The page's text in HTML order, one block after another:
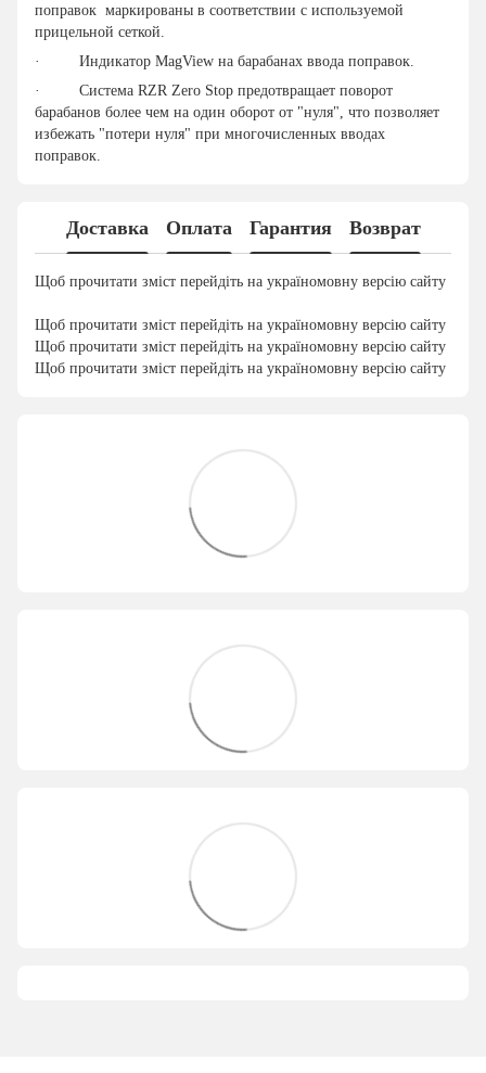
поправок маркированы в соответствии с используемой
прицельной сеткой.
· Индикатор MagView на барабанах ввода поправок.
· Система RZR Zero Stop предотвращает поворот
барабанов более чем на один оборот от "нуля", что позволяет
избежать "потери нуля" при многочисленных вводах
поправок.
Доставка Оплата Гарантия Возврат
Щоб прочитати зміст перейдіть на україномовну версію сайту
Щоб прочитати зміст перейдіть на україномовну версію сайту
Щоб прочитати зміст перейдіть на україномовну версію сайту
Щоб прочитати зміст перейдіть на україномовну версію сайту